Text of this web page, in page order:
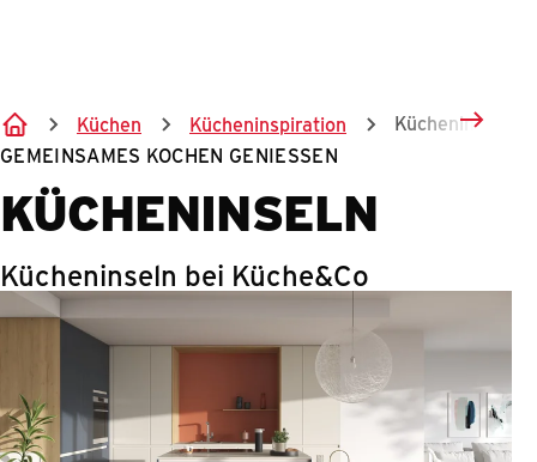
Küchen Kücheninspiration
Kücheninseln
GEMEINSAMES KOCHEN GENIESSEN
KÜCHENINSELN
Kücheninseln bei Küche&Co